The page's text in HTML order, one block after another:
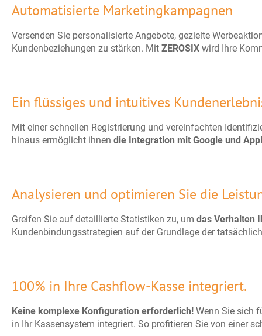
Automatisierte Marketingkampagnen
Versenden Sie personalisierte Angebote, gezielte
Kundenbeziehungen zu stärken. Mit ZEROSIX wird Ihre
Ein flüssiges und intuitives
Mit einer schnellen Registrierung und vereinfachten
hinaus ermöglicht ihnen die Integration mit Google und
Analysieren und optimieren Sie die
Greifen Sie auf detaillierte Statistiken zu, um das Verhalten
Kundenbindungsstrategien auf der Grundlage der
100% in Ihre Cashflow-Kasse integriert.
Keine komplexe Konfiguration erforderlich! Wenn Sie sich
in Ihr Kassensystem integriert. So profitieren Sie von einer